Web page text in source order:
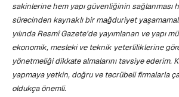
sakinlerine hem yapı güvenliğinin sağlanması
sürecinden kaynaklı bir mağduriyet
yılında Resmî Gazete’de yayımlanan ve yapı
ekonomik, mesleki ve teknik yeterliliklerine göre
yönetmeliği dikkate almalarını tavsiye ederim.
yapmaya yetkin, doğru ve tecrübeli firmalarla
oldukça önemli.